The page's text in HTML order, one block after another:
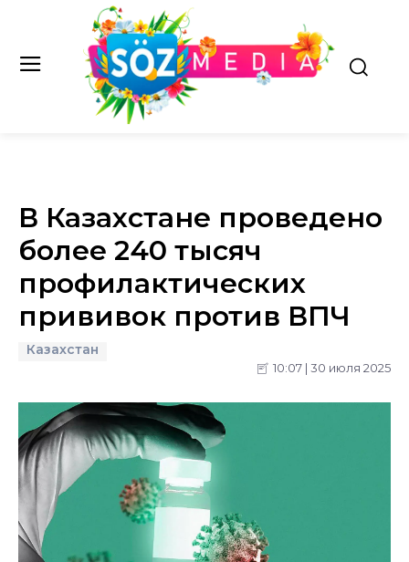
В Казахстане проведено
более 240 тысяч
профилактических
прививок против ВПЧ
Казахстан
10:07 | 30 июля 2025